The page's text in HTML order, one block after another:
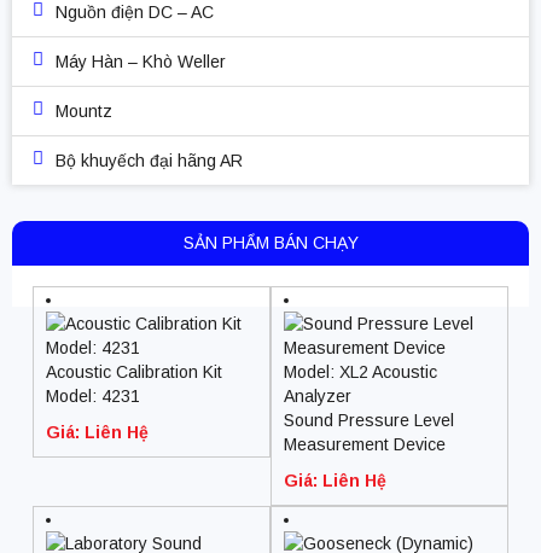
Nguồn điện DC – AC
Máy Hàn – Khò Weller
Mountz
Bộ khuyếch đại hãng AR
SẢN PHẨM BÁN CHẠY
Acoustic Calibration Kit
Model: 4231
Giá: Liên Hệ
Sound Pressure Level
Measurement Device
Analyzer
Giá: Liên Hệ